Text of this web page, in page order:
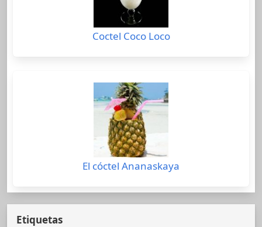
Coctel Coco Loco
El cóctel Ananaskaya
Etiquetas